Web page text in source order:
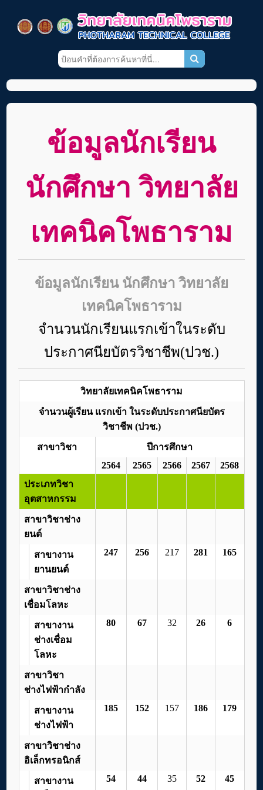
ข้อมูลนักเรียน
นักศึกษา วิทยาลัย
เทคนิคโพธาราม
ข้อมูลนักเรียน นักศึกษา วิทยาลัย
เทคนิคโพธาราม
จำนวนนักเรียนแรกเข้าในระดับ
ประกาศนียบัตรวิชาชีพ(ปวช.)
วิทยาลัยเทคนิคโพธาราม
จำนวนผู้เรียน แรกเข้า ในระดับประกาศนียบัตร
วิชาชีพ (ปวช.)
สาขาวิชา
ปีการศึกษา
2564
2565 2566 2567
2568
ประเภทวิชา
อุตสาหกรรม
สาขาวิชาช่าง
ยนต์
สาขางาน
ยานยนต์
247 256 217 281 165
สาขาวิชาช่าง
เชื่อมโลหะ
สาขางาน
ช่างเชื่อม
โลหะ
80 67 32 26 6
สาขาวิชา
ช่างไฟฟ้ากำลัง
สาขางาน
ช่างไฟฟ้า
185 152 157 186 179
สาขาวิชาช่าง
อิเล็กทรอนิกส์
สาขางาน
54 44 35 52 45